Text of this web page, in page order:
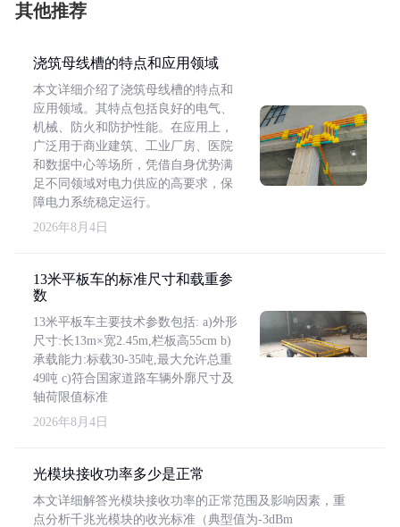
其他推荐
浇筑母线槽的特点和应用领域
本文详细介绍了浇筑母线槽的特点和
应用领域。其特点包括良好的电气、
机械、防火和防护性能。在应用上，
广泛用于商业建筑、工业厂房、医院
和数据中心等场所，凭借自身优势满
足不同领域对电力供应的高要求，保
障电力系统稳定运行。
2026年8月4日
13米平板车的标准尺寸和载重参
数
13米平板车主要技术参数包括: a)外形
尺寸:长13m×宽2.45m,栏板高55cm b)
承载能力:标载30-35吨,最大允许总重
49吨 c)符合国家道路车辆外廓尺寸及
轴荷限值标准
2026年8月4日
光模块接收功率多少是正常
本文详细解答光模块接收功率的正常范围及影响因素，重
点分析千兆光模块的收光标准（典型值为-3dBm